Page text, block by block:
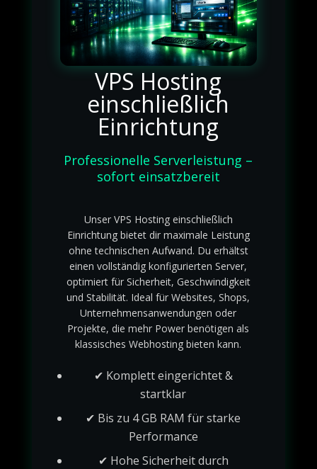
VPS Hosting
einschließlich
Einrichtung
Professionelle Serverleistung –
sofort einsatzbereit
Unser VPS Hosting einschließlich
Einrichtung bietet dir maximale Leistung
ohne technischen Aufwand. Du erhältst
einen vollständig konfigurierten Server,
optimiert für Sicherheit, Geschwindigkeit
und Stabilität. Ideal für Websites, Shops,
Unternehmensanwendungen oder
Projekte, die mehr Power benötigen als
klassisches Webhosting bieten kann.
✔ Komplett eingerichtet &
startklar
✔ Bis zu 4 GB RAM für starke
Performance
✔ Hohe Sicherheit durch